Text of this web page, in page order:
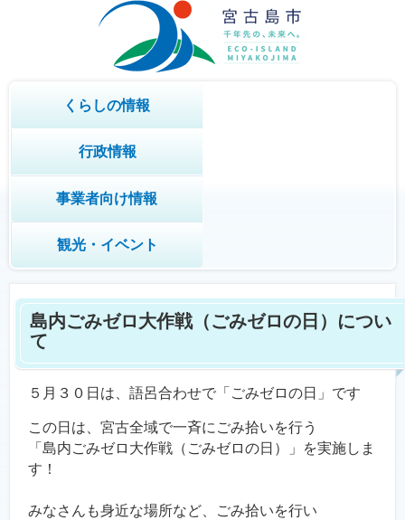
くらしの情報
行政情報
事業者向け情報
観光・イベント
島内ごみゼロ大作戦（ごみゼロの日）につい
て
５月３０日は、語呂合わせで「ごみゼロの日」です
この日は、宮古全域で一斉にごみ拾いを行う
「島内ごみゼロ大作戦（ごみゼロの日）」を実施しま
す！
みなさんも身近な場所など、ごみ拾いを行い